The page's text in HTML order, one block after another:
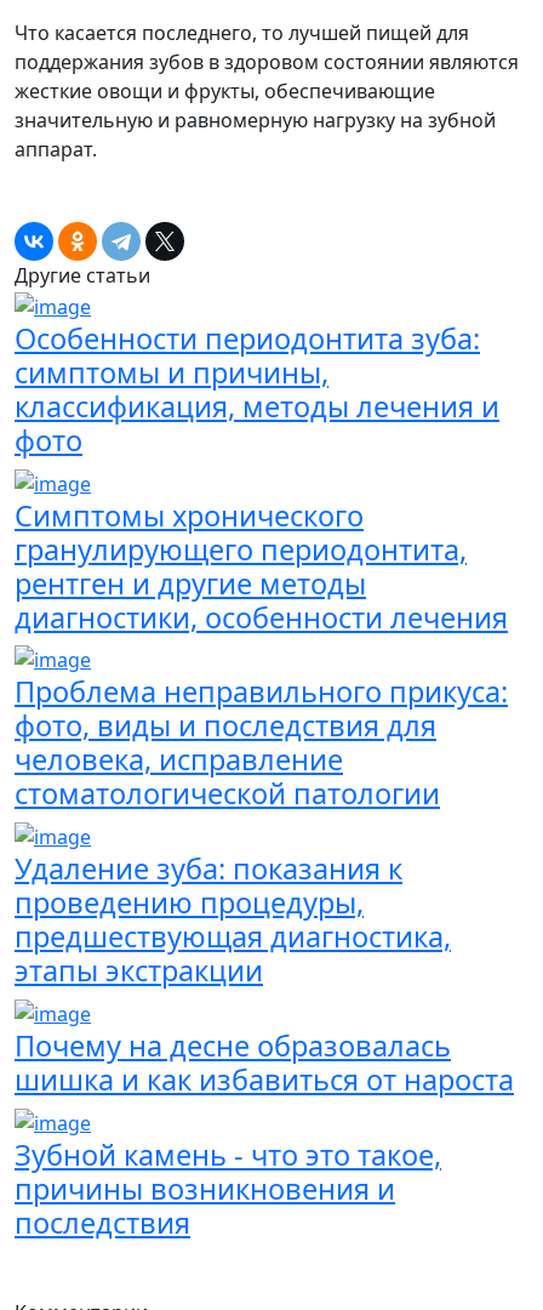
Что касается последнего, то лучшей пищей для
поддержания зубов в здоровом состоянии являются
жесткие овощи и фрукты, обеспечивающие
значительную и равномерную нагрузку на зубной
аппарат.
Другие статьи
Особенности периодонтита зуба:
симптомы и причины,
классификация, методы лечения и
фото
Симптомы хронического
гранулирующего периодонтита,
рентген и другие методы
диагностики, особенности лечения
Проблема неправильного прикуса:
фото, виды и последствия для
человека, исправление
стоматологической патологии
Удаление зуба: показания к
проведению процедуры,
предшествующая диагностика,
этапы экстракции
Почему на десне образовалась
шишка и как избавиться от нароста
Зубной камень - что это такое,
причины возникновения и
последствия